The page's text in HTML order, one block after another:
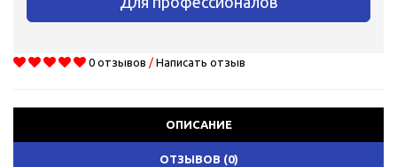
0 отзывов / Написать отзыв
ОПИСАНИЕ
ОТЗЫВОВ (0)